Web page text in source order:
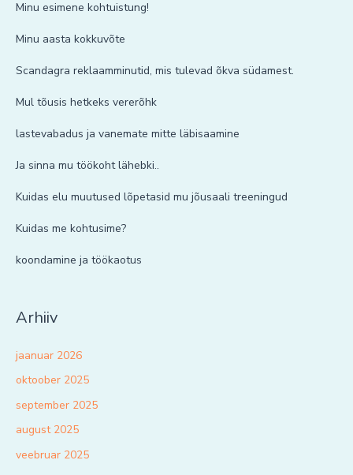
Minu esimene kohtuistung!
Minu aasta kokkuvõte
Scandagra reklaamminutid, mis tulevad õkva südamest.
Mul tõusis hetkeks vererõhk
lastevabadus ja vanemate mitte läbisaamine
Ja sinna mu töökoht lähebki..
Kuidas elu muutused lõpetasid mu jõusaali treeningud
Kuidas me kohtusime?
koondamine ja töökaotus
Arhiiv
jaanuar 2026
oktoober 2025
september 2025
august 2025
veebruar 2025